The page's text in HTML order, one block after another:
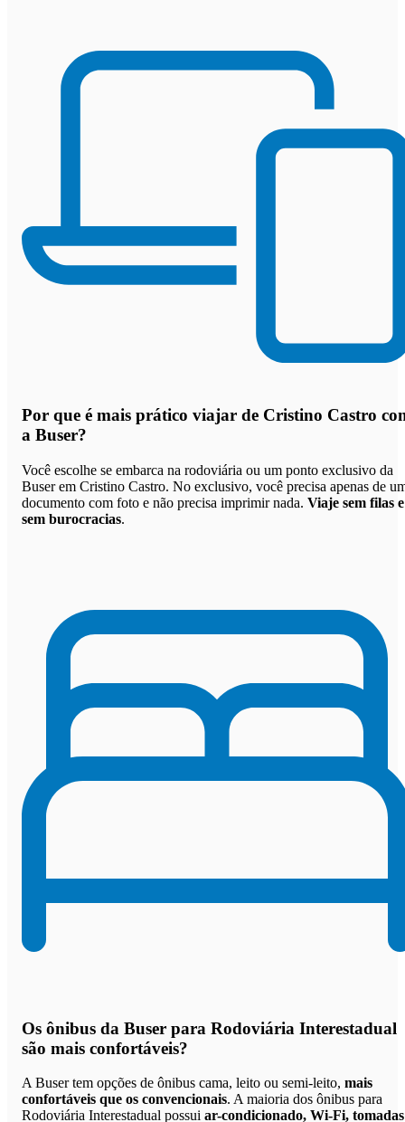
Por que é mais prático viajar de Cristino Castro
a Buser?
Você escolhe se embarca na rodoviária ou um ponto exclusivo da
Buser em Cristino Castro. No exclusivo, você precisa apenas de
documento com foto e não precisa imprimir nada. Viaje sem filas e
sem burocracias.
Os ônibus da Buser para Rodoviária Interestadual
são mais confortáveis?
A Buser tem opções de ônibus cama, leito ou semi-leito, mais
confortáveis que os convencionais. A maioria dos ônibus para
Rodoviária Interestadual possui ar-condicionado, Wi-Fi, tomadas